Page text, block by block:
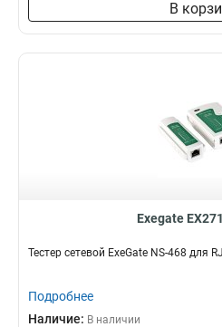
В
Exegate
Тестер сетевой ExeGate NS-468 для
Подробнее
Наличие: В наличии